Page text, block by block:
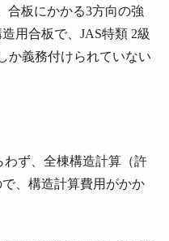
合板にかかる3方向の強
用合板で、JAS特類 2級
か義務付けられていない
わず、全棟構造計算（許
、構造計算費用がかか